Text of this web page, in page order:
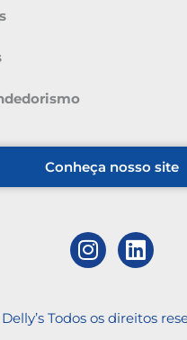
Conheça nosso site
Todos os direitos